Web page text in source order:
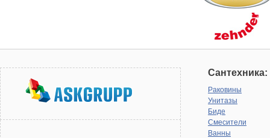
Сантехника:
Раковины
Унитазы
Биде
Смесители
Ванны